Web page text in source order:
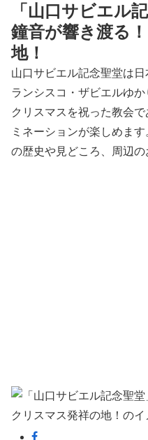
「山口サビエル
鐘音が響き渡る
地！
山口サビエル記念聖堂は
ランシスコ・ザビエルゆ
クリスマスを祝った教会
ミネーションが楽しめま
の歴史や見どころ、周辺の